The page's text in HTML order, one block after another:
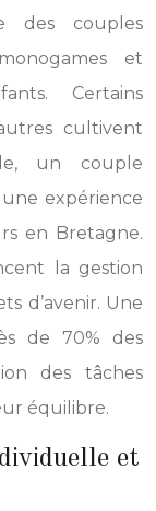
des couples
et
Certains
cultivent
un couple
expérience
en Bretagne.
la gestion
d’avenir. Une
de 70% des
des tâches
équilibre.
et